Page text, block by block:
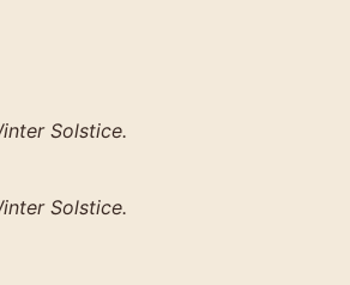
Solstice.
Solstice.